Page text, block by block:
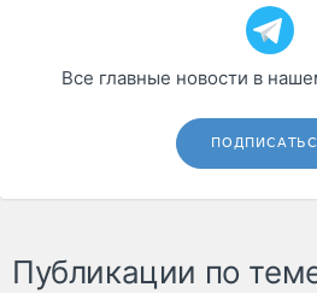
Все главные новости в
Публикации по